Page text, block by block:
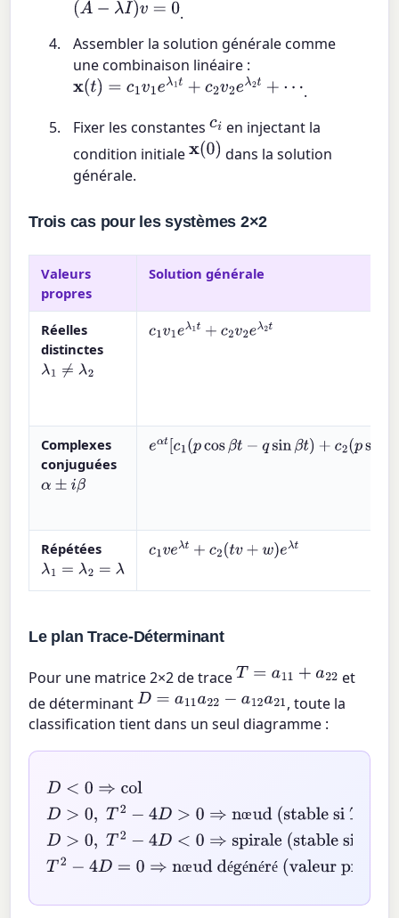
(A− λI) v=0
.
Assembler la solution générale comme
une combinaison linéaire :
x(t)= c1v 1eλ1t+c2 v2 eλ2t+⋯
.
Fixer les constantesci en injectant la
condition initialex(0)
dans la solution
générale.
Trois cas pour les systèmes 2×2
Valeurs
propres
Solution générale
Réelles
distinctes
λ1 λ2
c1v1eλ1t +c2v2eλ2t
Complexes
conjuguées
α±iβ
eαt c1 (pcosβ t−q sinβt)+c 2(psin βt+qcos
Répétées
λ1 λ2 =λ
c1veλt+ c2 (tv+w) eλt
Le plan Trace-Déterminant
Pour une matrice 2×2 de traceT= a11+a 22
et
de déterminantD= a11a22−a 12 a21
, toute la
classification tient dans un seul diagramme :
œ
œ é é é é
D< 0⇒colD
siT <0) D>0 T2 −4D<0⇒spirale (stable siT<0),
centre si
0T2− 4D =0⇒ nœud dégénéré
(valeur propre répétée)